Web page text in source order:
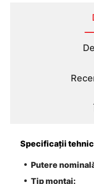
Specificații
Putere
Tip montaj: